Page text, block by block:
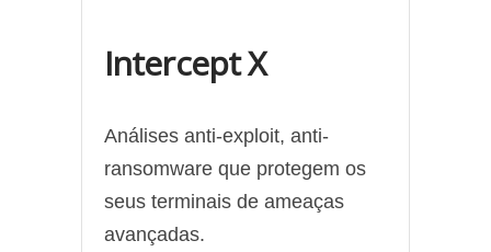
Intercept X
Análises anti-exploit, anti-
ransomware que protegem os
seus terminais de ameaças
avançadas.